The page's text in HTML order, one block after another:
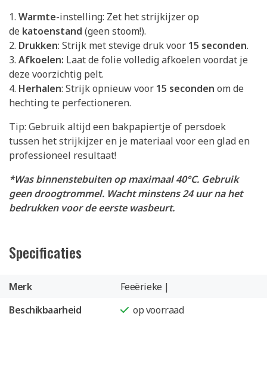
1. Warmte-instelling: Zet het strijkijzer op
de katoenstand (geen stoom!).
2. Drukken: Strijk met stevige druk voor 15 seconden.
3. Afkoelen: Laat de folie volledig afkoelen voordat je
deze voorzichtig pelt.
4. Herhalen: Strijk opnieuw voor 15 seconden om de
hechting te perfectioneren.
Tip: Gebruik altijd een bakpapiertje of persdoek
tussen het strijkijzer en je materiaal voor een glad en
professioneel resultaat!
*Was binnenstebuiten op maximaal 40°C. Gebruik
geen droogtrommel. Wacht minstens 24 uur na het
bedrukken voor de eerste wasbeurt.
Specificaties
Merk
Feeërieke |
Beschikbaarheid
op voorraad